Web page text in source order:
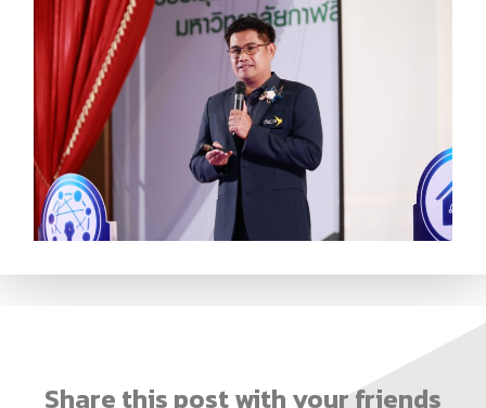
Share this post with your friends